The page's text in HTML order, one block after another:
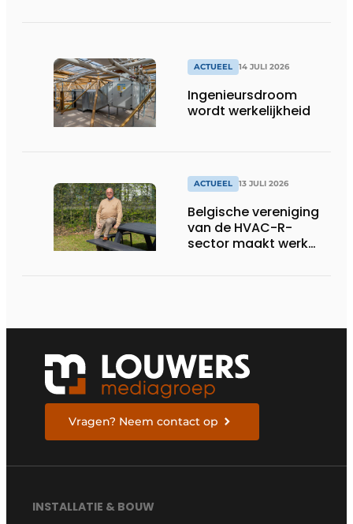
ACTUEEL 14 JULI 2026
Ingenieursdroom
wordt werkelijkheid
ACTUEEL 13 JULI 2026
Belgische vereniging
van de HVAC-R-
sector maakt werk
Vragen? Neem contact op
INSTALLATIE & BOUW